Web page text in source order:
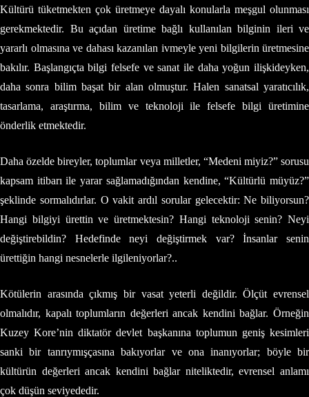
Kültürü tüketmekten çok üretmeye dayalı konularla meşgul olunması
gerekmektedir. Bu açıdan üretime bağlı kullanılan bilginin ileri ve
yararlı olmasına ve dahası kazanılan ivmeyle yeni bilgilerin üretmesine
bakılır. Başlangıçta bilgi felsefe ve sanat ile daha yoğun ilişkideyken,
daha sonra bilim başat bir alan olmuştur. Halen sanatsal yaratıcılık,
tasarlama, araştırma, bilim ve teknoloji ile felsefe bilgi üretimine
önderlik etmektedir.
Daha özelde bireyler, toplumlar veya milletler, “Medeni miyiz?” sorusu
kapsam itibarı ile yarar sağlamadığından kendine, “Kültürlü müyüz?”
şeklinde sormalıdırlar. O vakit ardıl sorular gelecektir: Ne biliyorsun?
Hangi bilgiyi ürettin ve üretmektesin? Hangi teknoloji senin? Neyi
değiştirebildin? Hedefinde neyi değiştirmek var? İnsanlar senin
ürettiğin hangi nesnelerle ilgileniyorlar?..
Kötülerin arasında çıkmış bir vasat yeterli değildir. Ölçüt evrensel
olmalıdır, kapalı toplumların değerleri ancak kendini bağlar. Örneğin
Kuzey Kore’nin diktatör devlet başkanına toplumun geniş kesimleri
sanki bir tanrıymışçasına bakıyorlar ve ona inanıyorlar; böyle bir
kültürün değerleri ancak kendini bağlar niteliktedir, evrensel anlamı
çok düşün seviyededir.